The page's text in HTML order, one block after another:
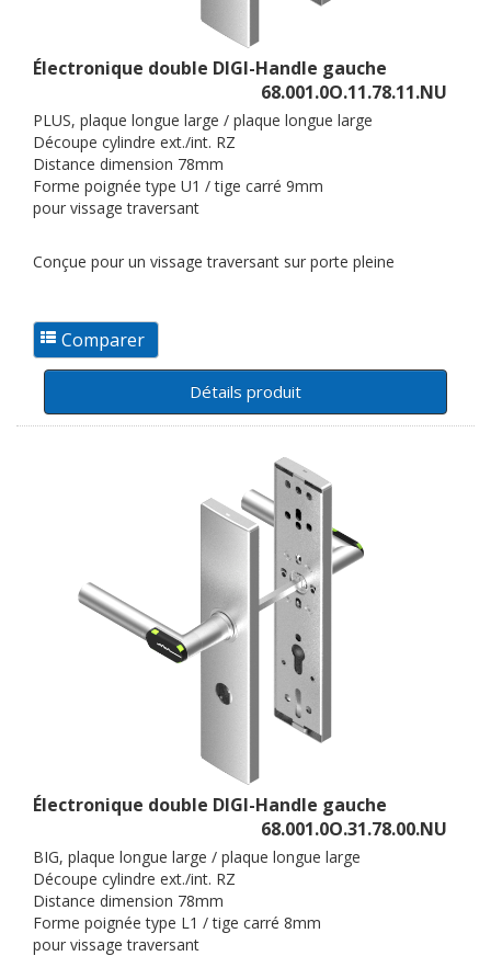
Électronique double DIGI-Handle gauche
68.001.0O.11.78.11.NU
PLUS, plaque longue large / plaque longue large
Découpe cylindre ext./int. RZ
Distance dimension 78mm
Forme poignée type U1 / tige carré 9mm
pour vissage traversant
Conçue pour un vissage traversant sur porte pleine
Détails produit
Électronique double DIGI-Handle gauche
68.001.0O.31.78.00.NU
BIG, plaque longue large / plaque longue large
Découpe cylindre ext./int. RZ
Distance dimension 78mm
Forme poignée type L1 / tige carré 8mm
pour vissage traversant